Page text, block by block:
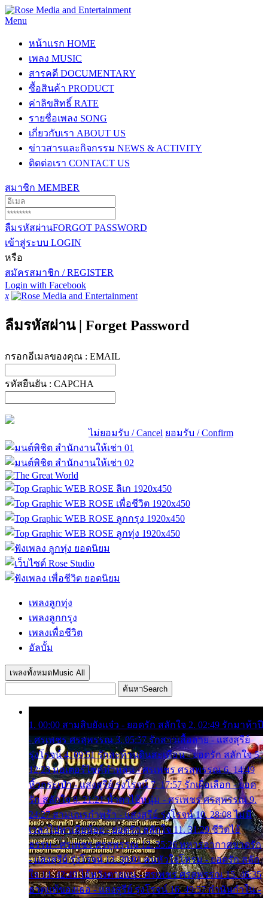
Menu
หน้าแรก HOME
เพลง MUSIC
สารคดี DOCUMENTARY
ซื้อสินค้า PRODUCT
ค่าลิขสิทธิ์ RATE
รายชื่อเพลง SONG
เกี่ยวกับเรา ABOUT US
ข่าวสารและกิจกรรม NEWS & ACTIVITY
ติดต่อเรา CONTACT US
สมาชิก MEMBER
ลืมรหัสผ่านFORGOT PASSWORD
เข้าสู่ระบบ LOGIN
หรือ
สมัครสมาชิก / REGISTER
Login with Facebook
x
ลืมรหัสผ่าน | Forget Password
กรอกอีเมลของคุณ : EMAIL
รหัสยืนยัน : CAPCHA
ไม่ยอมรับ / Cancel ยอมรับ / Confirm
เพลงลูกทุ่ง
เพลงลูกกรุง
เพลงเพื่อชีวิต
อัลบั้ม
เพลงทั้งหมด Music All
ค้นหาSearch
1. 00:00 สามสิบยังแจ๋ว - ยอดรัก สลักใจ 2. 02:49 รักมาห้าปี
- ศรเพชร ศรสุพรรณ 3. 05:57 รักสาวเสื้อลาย - แสงสุรีย์
รุ่งโรจน์ 4. 09:51 รักสะท้านดินสะเทือน - ยอดรัก สลักใจ 5.
12:23 มอเตอร์ไซค์ทำหล่น - ศรเพชร ศรสุพรรณ 6. 14:49
หิ้วกระเป๋า - แสงสุรีย์ รุ่งโรจน์ 7. 17:57 รักเผื่อเลือก - ยอด
รัก สลักใจ 8. 21:21 น้ำตาไอ้หนุ่ม - ศรเพชร ศรสุพรรณ 9.
24:27 สามเณรกำพร้า - แสงสุรีย์ รุ่งโรจน์ 10. 28:08 ไม่มี
เวลาไปหาเมียน้อย - ยอดรัก สลักใจ 11. 31:29 ชีวิตไอ้
ธรรม - ศรเพชร ศรสุพรรณ 12. 35:26 ทหารอากาศขาดรัก
- แสงสุรีย์ รุ่งโรจน์ 13. 39:01 คนหัวใจโทรม - ยอดรัก สลัก
ใจ 14. 42:49 ไอ้หวังตายแน่ - ศรเพชร ศรสุพรรณ 15. 46:35
ธาตุแท้ของเธอ - แสงสุรีย์ รุ่งโรจน์ 16. 49:57 กำนันกำใน -